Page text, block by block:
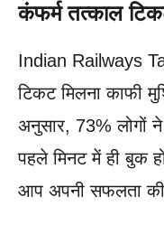
कंफर्म तत्काल
Indian Railways
टिकट मिलना काफी
अनुसार, 73% लोगों
पहले मिनट में ही बुक
आप अपनी सफलता